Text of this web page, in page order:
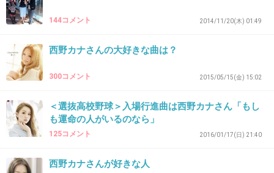
41. 匿名2018/11/09(金) 16:07:56
ずっとラブラブでいようね
たくあん大好き
144コメント 2014/11/20(木) 01:49
西野カナさんの大好きな曲は？
300コメント 2015/05/15(金) 15:02
＜選抜高校野球＞入場行進曲は西野カナさん「もし
も運命の人がいるのなら」
125コメント 2016/01/17(日) 21:40
西野カナさんが好きな人